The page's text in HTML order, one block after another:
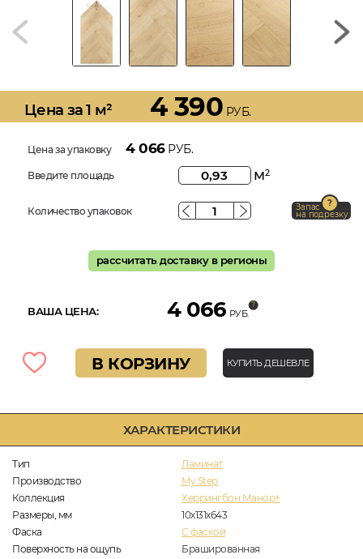
ХАРАКТЕРИСТИКИ
Тип
Ламинат
Производство
My Step
Коллекция
Херрингбон Манор+
Размеры, мм
10х131х643
Фаска
C фаской
Поверхность на ощупь
Брашированная
Цена за 1 м² 4 390 РУБ.
Цена за упаковку 4 066РУБ.
Введите площадь м2
Количество упаковок Запас
на подрезку
рассчитать доставку в регионы
ВАША ЦЕНА: 4 066 РУБ.
В КОРЗИНУ КУПИТЬ ДЕШЕВЛЕ